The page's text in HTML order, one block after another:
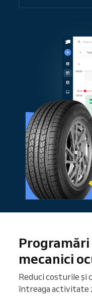
mecanici
Reduci costurile și
întreaga activitate